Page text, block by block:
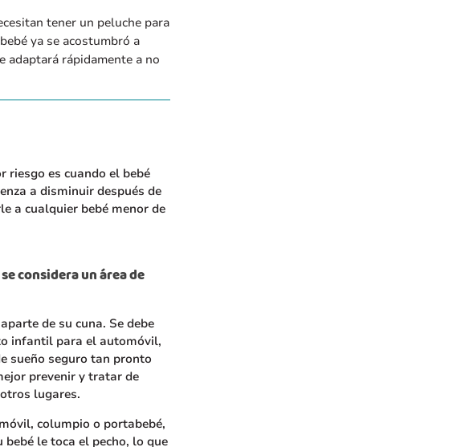
tener un peluche para
ya se acostumbró a
adaptará rápidamente a no
riesgo es cuando el bebé
a disminuir después de
a cualquier bebé menor de
considera un área de
de su cuna. Se debe
infantil para el automóvil,
sueño seguro tan pronto
prevenir y tratar de
lugares.
columpio o portabebé,
le toca el pecho, lo que